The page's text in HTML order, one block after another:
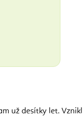
už desítky let. Vznikl